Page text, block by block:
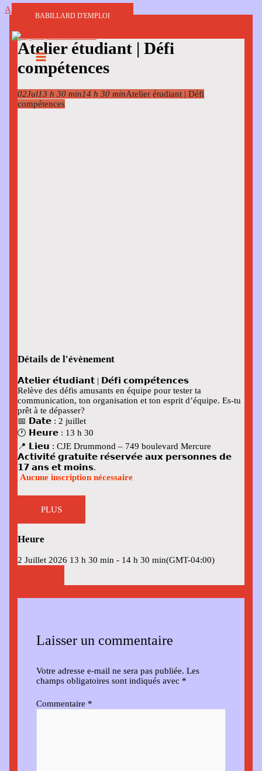
Aller au contenu
BABILLARD D'EMPLOI
Atelier étudiant | Défi
compétences
02Jul13 h 30 min14 h 30 minAtelier étudiant | Défi
compétences
Détails de l'évènement
𝗔𝘁𝗲𝗹𝗶𝗲𝗿 𝗲́𝘁𝘂𝗱𝗶𝗮𝗻𝘁 | 𝗗𝗲́𝗳𝗶 𝗰𝗼𝗺𝗽𝗲́𝘁𝗲𝗻𝗰𝗲𝘀
Relève des défis amusants en équipe pour tester ta
communication, ton organisation et ton esprit d’équipe. Es-tu
prêt à te dépasser?
📅 𝗗𝗮𝘁𝗲 : 2 juillet
🕐 𝗛𝗲𝘂𝗿𝗲 : 13 h 30
📍 𝗟𝗶𝗲𝘂 : CJE Drummond – 749 boulevard Mercure
𝗔𝗰𝘁𝗶𝘃𝗶𝘁𝗲́ 𝗴𝗿𝗮𝘁𝘂𝗶𝘁𝗲 𝗿𝗲́𝘀𝗲𝗿𝘃𝗲́𝗲 𝗮𝘂𝘅 𝗽𝗲𝗿𝘀𝗼𝗻𝗻𝗲𝘀 𝗱𝗲
𝟭𝟳 𝗮𝗻𝘀 𝗲𝘁 𝗺𝗼𝗶𝗻𝘀.
Aucune inscription nécessaire
PLUS
Heure
2 Juillet 2026 13 h 30 min - 14 h 30 min(GMT-04:00)
Laisser un commentaire
Votre adresse e-mail ne sera pas publiée. Les
champs obligatoires sont indiqués avec *
Commentaire *